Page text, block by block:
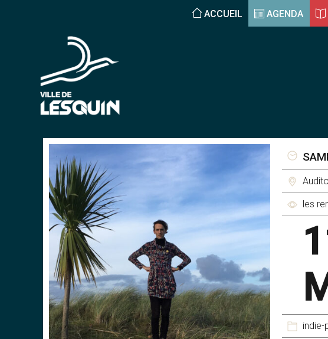
ACCUEIL AGENDA
les
indie-